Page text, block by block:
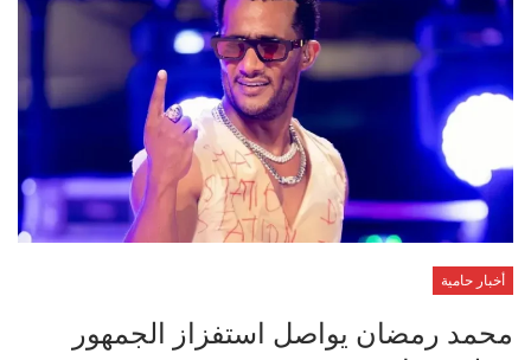
أخبار حامية
محمد رمضان يواصل استفزاز الجمهور